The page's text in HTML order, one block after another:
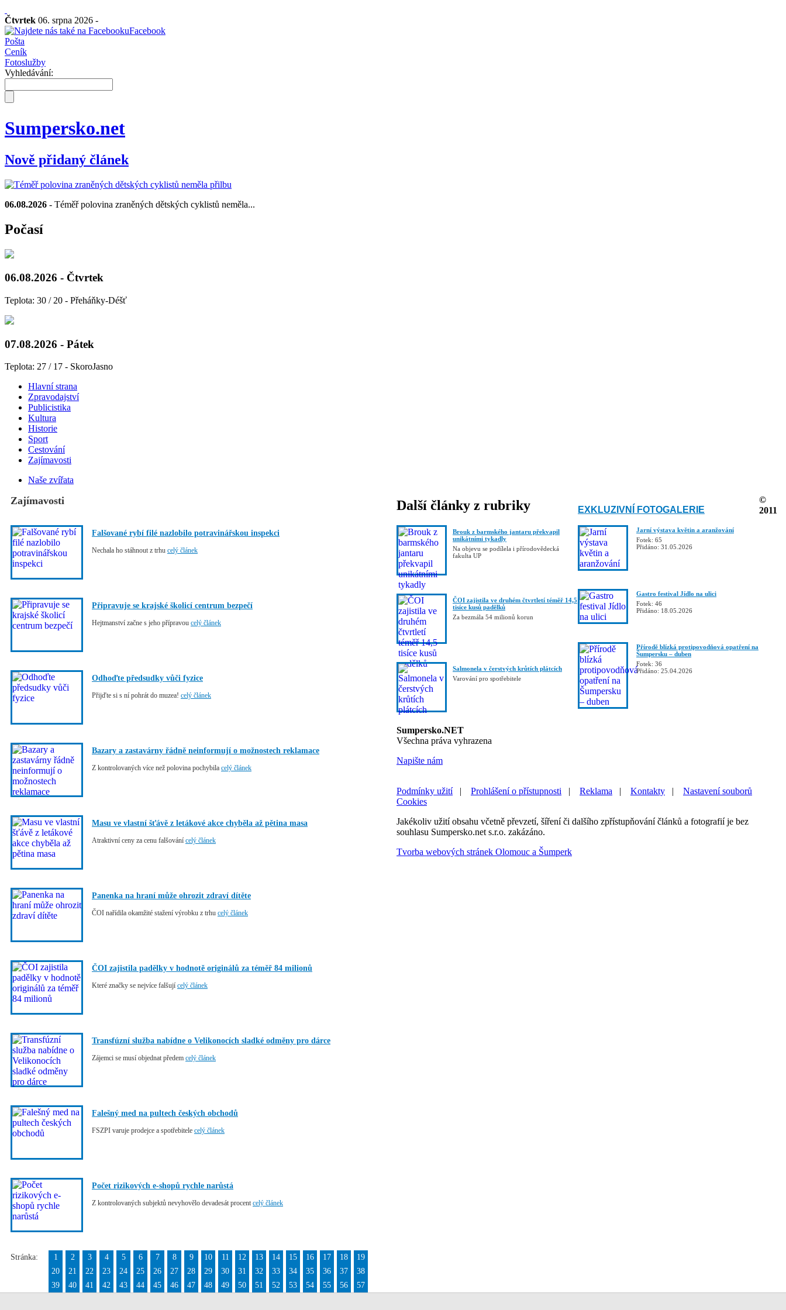
Čtvrtek 06. srpna 2026 -
Facebook
Pošta
Ceník
Fotoslužby
Vyhledávání:
Sumpersko.net
Nově přidaný článek
06.08.2026 - Téměř polovina zraněných dětských cyklistů neměla...
Počasí
06.08.2026 - Čtvrtek
Teplota: 30 / 20 - Přeháňky-Déšť
07.08.2026 - Pátek
Teplota: 27 / 17 - SkoroJasno
Hlavní strana
Zpravodajství
Publicistika
Kultura
Historie
Sport
Cestování
Zajímavosti
Naše zvířata
Zajímavosti
Falšované rybí filé nazlobilo potravinářskou inspekci
Nechala ho stáhnout z trhu celý článek
Připravuje se krajské školicí centrum bezpečí
Hejtmanství začne s jeho přípravou celý článek
Odhoďte předsudky vůči fyzice
Přijďte si s ní pohrát do muzea! celý článek
Bazary a zastavárny řádně neinformují o možnostech reklamace
Z kontrolovaných více než polovina pochybila celý článek
Masu ve vlastní šťávě z letákové akce chyběla až pětina masa
Atraktivní ceny za cenu falšování celý článek
Panenka na hraní může ohrozit zdraví dítěte
ČOI nařídila okamžité stažení výrobku z trhu celý článek
ČOI zajistila padělky v hodnotě originálů za téměř 84 milionů
Které značky se nejvíce falšují celý článek
Transfúzní služba nabídne o Velikonocích sladké odměny pro dárce
Zájemci se musí objednat předem celý článek
Falešný med na pultech českých obchodů
FSZPI varuje prodejce a spotřebitele celý článek
Počet rizikových e-shopů rychle narůstá
Z kontrolovaných subjektů nevyhovělo devadesát procent celý článek
Stránka: 1 2 3 4 5 6 7 8 9 10 11 12 13 14 15 16 17 18
19
20
21 22 23 24 25 26 27 28 29 30 31 32 33 34 35 36 37
38
39
40 41 42 43 44 45 46 47 48 49 50 51 52 53 54 55 56
57
Další články z rubriky
Brouk z barmského jantaru překvapil
unikátními tykadly
Na objevu se podílela i přírodovědecká
fakulta UP
ČOI zajistila ve druhém čtvrtletí téměř 14,5
tisíce kusů padělků
Za bezmála 54 milionů korun
Salmonela v čerstvých krůtích plátcích
Varování pro spotřebitele
EXKLUZIVNÍ FOTOGALERIE
Jarní výstava květin a aranžování
Fotek: 65
Přidáno: 31.05.2026
Gastro festival Jídlo na ulici
Fotek: 46
Přidáno: 18.05.2026
Přírodě blízká protipovodňová opatření na
Šumpersku – duben
Fotek: 36
Přidáno: 25.04.2026
©
2011
Sumpersko.NET
Všechna práva vyhrazena
Napište nám
Podmínky užití Prohlášení o přístupnosti Reklama Kontakty
Nastavení souborů
Cookies
Jakékoliv užití obsahu včetně převzetí, šíření či dalšího zpřístupňování článků a fotografií je bez
souhlasu Sumpersko.net s.r.o. zakázáno.
Tvorba webových stránek Olomouc a Šumperk